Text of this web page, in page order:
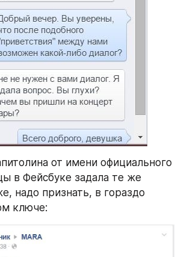
от имени официального
в Фейсбуке задала те же
надо признать, в гораздо
ключе: